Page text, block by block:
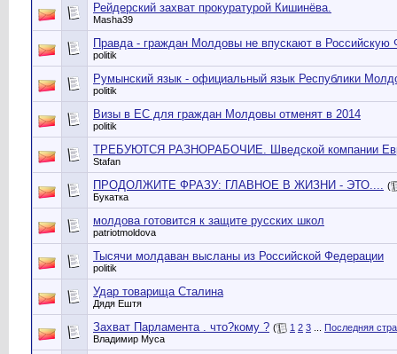
Рейдерский захват прокуратурой Кишинёва.
Masha39
Правда - граждан Молдовы не впускают в Российскую
politik
Румынский язык - официальный язык Республики
politik
Визы в ЕС для граждан Молдовы отменят в 2014
politik
ТРЕБУЮТСЯ РАЗНОРАБОЧИЕ. Шведской компании
Stafan
ПРОДОЛЖИТЕ ФРАЗУ: ГЛАВНОЕ В ЖИЗНИ - ЭТО.... (
Букатка
молдова готовится к защите русских школ
patriotmoldova
Тысячи молдаван высланы из Российской Федерации
politik
Удар товарища Сталина
Дядя Ештя
Захват Парламента . что?кому ? ( 1 2 3
Последняя
Владимир Муса